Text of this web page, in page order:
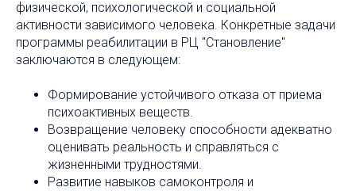
физической, психологической и социальной
активности зависимого человека. Конкретные задачи
программы реабилитации в РЦ "Становление"
заключаются в следующем:
Формирование устойчивого отказа от приема
психоактивных веществ.
Возвращение человеку способности адекватно
оценивать реальность и справляться с
жизненными трудностями.
Развитие навыков самоконтроля и